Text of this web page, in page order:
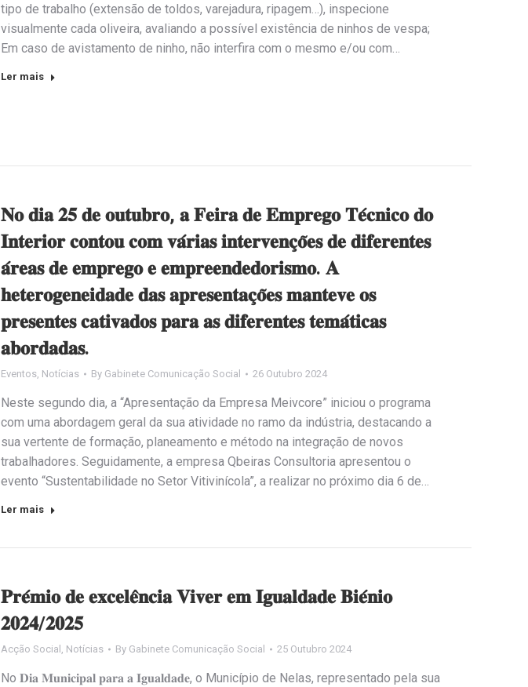
tipo de trabalho (extensão de toldos, varejadura, ripagem…), inspecione
visualmente cada oliveira, avaliando a possível existência de ninhos de vespa;
Em caso de avistamento de ninho, não interfira com o mesmo e/ou com…
Ler mais
𝐍𝐨 𝐝𝐢𝐚 𝟐𝟓 𝐝𝐞 𝐨𝐮𝐭𝐮𝐛𝐫𝐨, 𝐚 𝐅𝐞𝐢𝐫𝐚 𝐝𝐞 𝐄𝐦𝐩𝐫𝐞𝐠𝐨 𝐓𝐞́𝐜𝐧𝐢𝐜𝐨 𝐝𝐨
𝐈𝐧𝐭𝐞𝐫𝐢𝐨𝐫 𝐜𝐨𝐧𝐭𝐨𝐮 𝐜𝐨𝐦 𝐯𝐚́𝐫𝐢𝐚𝐬 𝐢𝐧𝐭𝐞𝐫𝐯𝐞𝐧𝐜̧𝐨̃𝐞𝐬 𝐝𝐞 𝐝𝐢𝐟𝐞𝐫𝐞𝐧𝐭𝐞𝐬
𝐚́𝐫𝐞𝐚𝐬 𝐝𝐞 𝐞𝐦𝐩𝐫𝐞𝐠𝐨 𝐞 𝐞𝐦𝐩𝐫𝐞𝐞𝐧𝐝𝐞𝐝𝐨𝐫𝐢𝐬𝐦𝐨. 𝐀
𝐡𝐞𝐭𝐞𝐫𝐨𝐠𝐞𝐧𝐞𝐢𝐝𝐚𝐝𝐞 𝐝𝐚𝐬 𝐚𝐩𝐫𝐞𝐬𝐞𝐧𝐭𝐚𝐜̧𝐨̃𝐞𝐬 𝐦𝐚𝐧𝐭𝐞𝐯𝐞 𝐨𝐬
𝐩𝐫𝐞𝐬𝐞𝐧𝐭𝐞𝐬 𝐜𝐚𝐭𝐢𝐯𝐚𝐝𝐨𝐬 𝐩𝐚𝐫𝐚 𝐚𝐬 𝐝𝐢𝐟𝐞𝐫𝐞𝐧𝐭𝐞𝐬 𝐭𝐞𝐦𝐚́𝐭𝐢𝐜𝐚𝐬
𝐚𝐛𝐨𝐫𝐝𝐚𝐝𝐚𝐬.
Eventos, Notícias By Gabinete Comunicação Social 26 Outubro 2024
Neste segundo dia, a “Apresentação da Empresa Meivcore” iniciou o programa
com uma abordagem geral da sua atividade no ramo da indústria, destacando a
sua vertente de formação, planeamento e método na integração de novos
trabalhadores. Seguidamente, a empresa Qbeiras Consultoria apresentou o
evento “Sustentabilidade no Setor Vitivinícola”, a realizar no próximo dia 6 de…
Ler mais
𝐏𝐫𝐞́𝐦𝐢𝐨 𝐝𝐞 𝐞𝐱𝐜𝐞𝐥𝐞̂𝐧𝐜𝐢𝐚 𝐕𝐢𝐯𝐞𝐫 𝐞𝐦 𝐈𝐠𝐮𝐚𝐥𝐝𝐚𝐝𝐞 𝐁𝐢𝐞́𝐧𝐢𝐨
𝟐𝟎𝟐𝟒/𝟐𝟎𝟐𝟓
Acção Social , Notícias By Gabinete Comunicação Social 25 Outubro 2024
No 𝐃𝐢𝐚 𝐌𝐮𝐧𝐢𝐜𝐢𝐩𝐚𝐥 𝐩𝐚𝐫𝐚 𝐚 𝐈𝐠𝐮𝐚𝐥𝐝𝐚𝐝𝐞, o Município de Nelas, representado pela sua